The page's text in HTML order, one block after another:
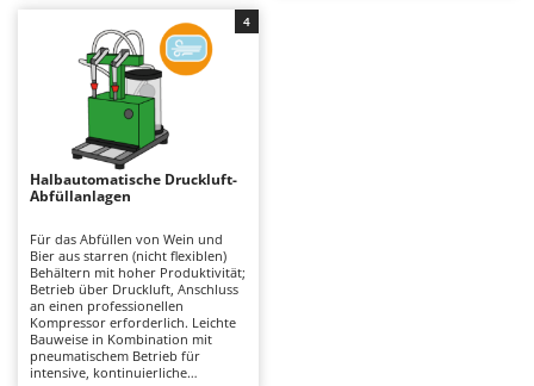
Auslegemulcher für Traktoren
Äxte - Beile und Spalthammer
Balkenmäher
Bandsägen
Batterieladegeräte - Starthilfegeräte
Baumscheren - pneumatisch
Baumstumpffräsen
Bindezangen - elektrisch
Bodenfräsen für Traktor
Ardes
Argo
Ariete
Artus
Attila
Ausonia
Awelco
B
Baesso
Bahco
Vergleich zu Unterdruck- oder
Druckluftsystemen: wirtschaftliche
und sofort einsatzbereite
Alternative, besonders geeignet
für kleine Produktionsmengen
und häufige Umfüllprozesse.
Zuverlässige Verarbeitung
unterschiedlicher
Lebensmittelflüssigkeiten durch
spezifisch ausgelegte
Abfüllstutzen. Zur Sicherstellung
von Effizienz und Produkthygiene:
Einsatz sowie Vermeidung von
Rückständen.
Halbautomatische Druckluft-
Abfüllanlagen
Für das Abfüllen von Wein und
Bier aus starren (nicht flexiblen)
Behältern mit hoher Produktivität;
Betrieb über Druckluft, Anschluss
an einen professionellen
Kompressor erforderlich. Leichte
Bauweise in Kombination mit
pneumatischem Betrieb für
intensive, kontinuierliche
4